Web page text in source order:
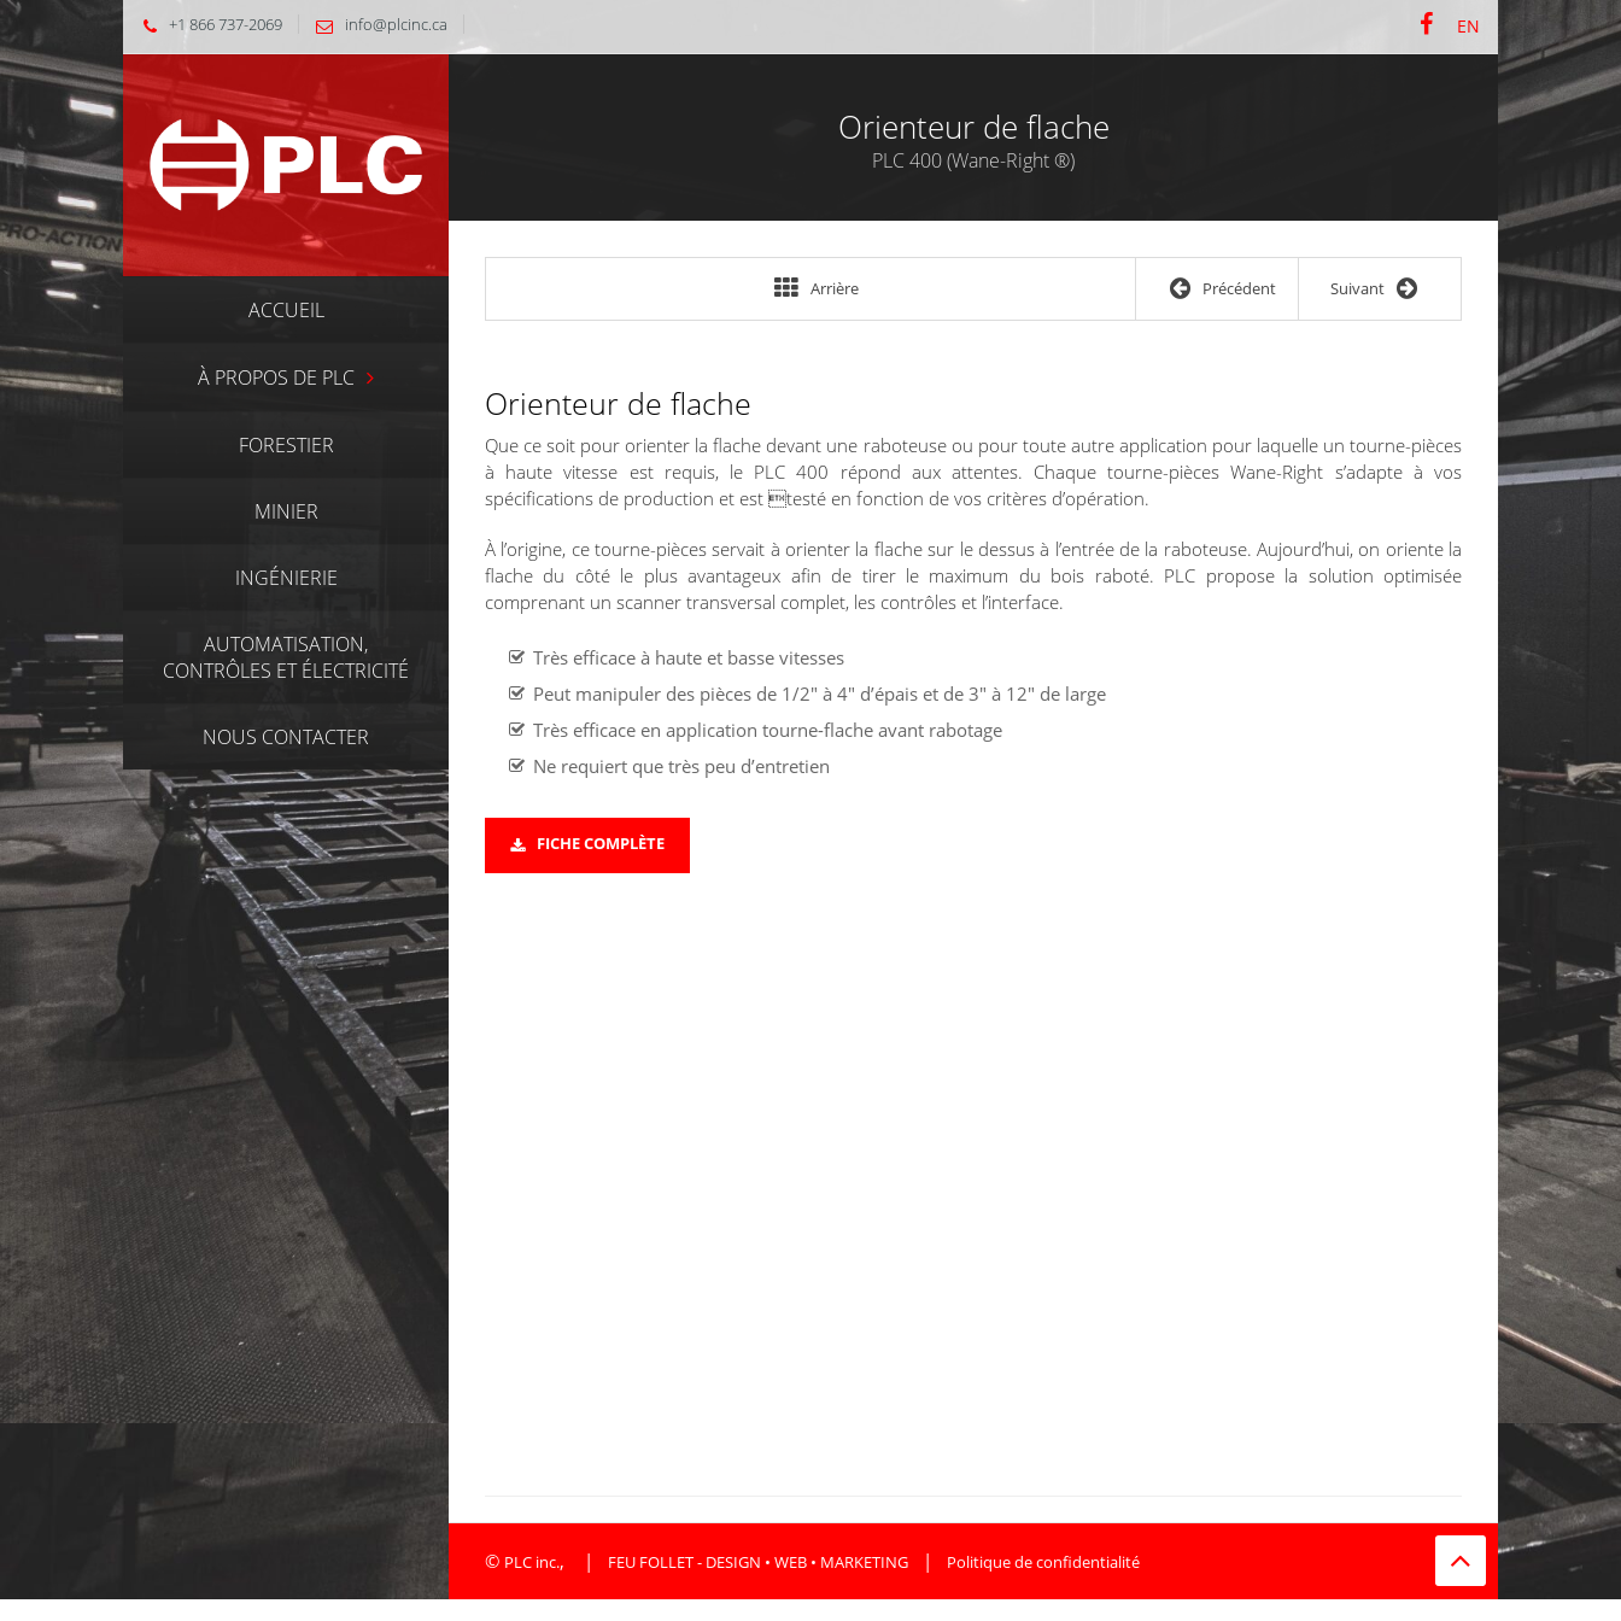
+1 866 737-2069 info@plcinc.ca EN
ACCUEIL
À PROPOS DE PLC
FORESTIER
MINIER
INGÉNIERIE
AUTOMATISATION,
CONTRÔLES ET ÉLECTRICITÉ
NOUS CONTACTER
Orienteur de flache
PLC 400 (Wane-Right ®)
Arrière Précédent Suivant
Orienteur de flache
Que ce soit pour orienter la flache devant une raboteuse ou pour toute autre application pour laquelle un tourne-pièces
à haute vitesse est requis, le PLC 400 répond aux attentes. Chaque tourne-pièces Wane-Right s’adapte à vos
spécifications de production et est testé en fonction de vos critères d’opération.
À l’origine, ce tourne-pièces servait à orienter la flache sur le dessus à l’entrée de la raboteuse. Aujourd’hui, on oriente la
flache du côté le plus avantageux afin de tirer le maximum du bois raboté. PLC propose la solution optimisée
comprenant un scanner transversal complet, les contrôles et l’interface.
Très efficace à haute et basse vitesses
Peut manipuler des pièces de 1/2″ à 4″ d’épais et de 3″ à 12″ de large
Très efficace en application tourne-flache avant rabotage
Ne requiert que très peu d’entretien
FICHE COMPLÈTE
© PLC inc., | FEU FOLLET - DESIGN • WEB • MARKETING | Politique de confidentialité